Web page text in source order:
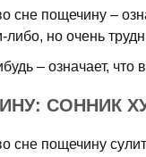
сне пощечину –
либо, но очень
– означает,
СОННИК
сне пощечину